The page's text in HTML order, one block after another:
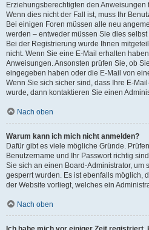
Erziehungsberechtigten den
Wenn dies nicht der Fall ist, muss Ihr
Bei einigen Foren müssen alle neu
werden – entweder müssen Sie dies
Bei der Registrierung wurde Ihnen
nicht. Wenn Sie eine E-Mail erhalten
Anweisungen. Ansonsten prüfen Sie, ob
eingegeben haben oder die E-Mail von
Wenn Sie sich sicher sind, dass Ihre E-
wurde, dann kontaktieren Sie einen
Nach oben
Warum kann ich mich nicht anmelden?
Dafür gibt es viele mögliche Gründe.
Benutzername und Ihr Passwort richtig
Sie sich an einen Board-Administrator, um
gesperrt wurden. Es ist ebenfalls möglich,
der Website vorliegt, welches ein
Nach oben